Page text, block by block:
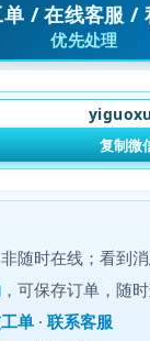
单 / 在线客服 /
优先处理
复制微
随时在线；看到消
，可保存订单，随
单 ·联系客服